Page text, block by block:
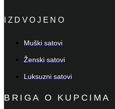
IZDVOJENO
Muški satovi
Ženski satovi
Luksuzni satovi
BRIGA O KUPCIMA